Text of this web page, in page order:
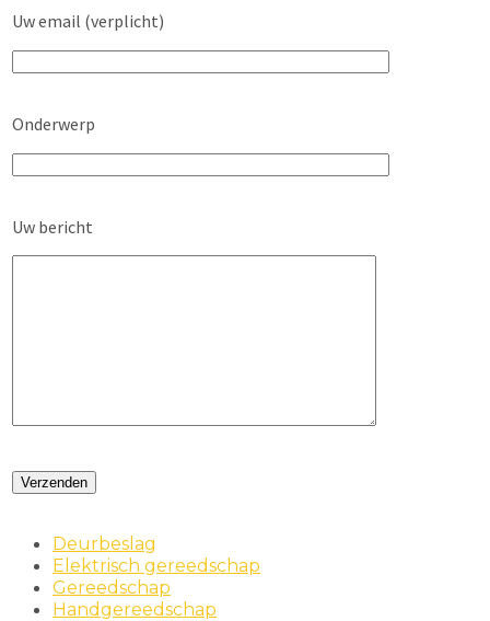
Uw email (verplicht)
Onderwerp
Uw bericht
Deurbeslag
Elektrisch gereedschap
Gereedschap
Handgereedschap